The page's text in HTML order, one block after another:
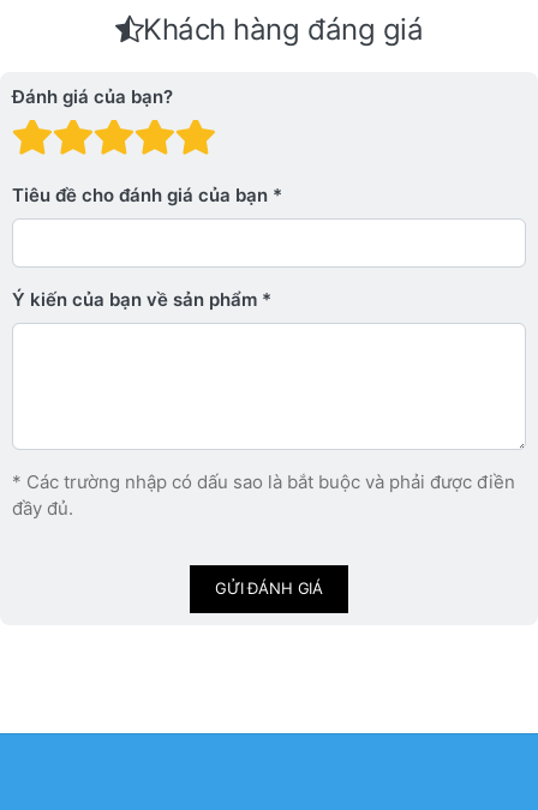
Khách hàng đáng giá
Đánh giá của bạn?
Đánh giá: 4 trên 5
Đánh giá: 3 trên 5 sao.
Đánh giá: 2 trên 5 sao.
Đánh giá: 1 trên 5 sao. Xấu
Tiêu đề cho đánh giá của bạn
Ý kiến ​​của bạn về sản phẩm
* Các trường nhập có dấu sao là bắt buộc và phải được điền
đầy đủ.
GỬI ĐÁNH GIÁ